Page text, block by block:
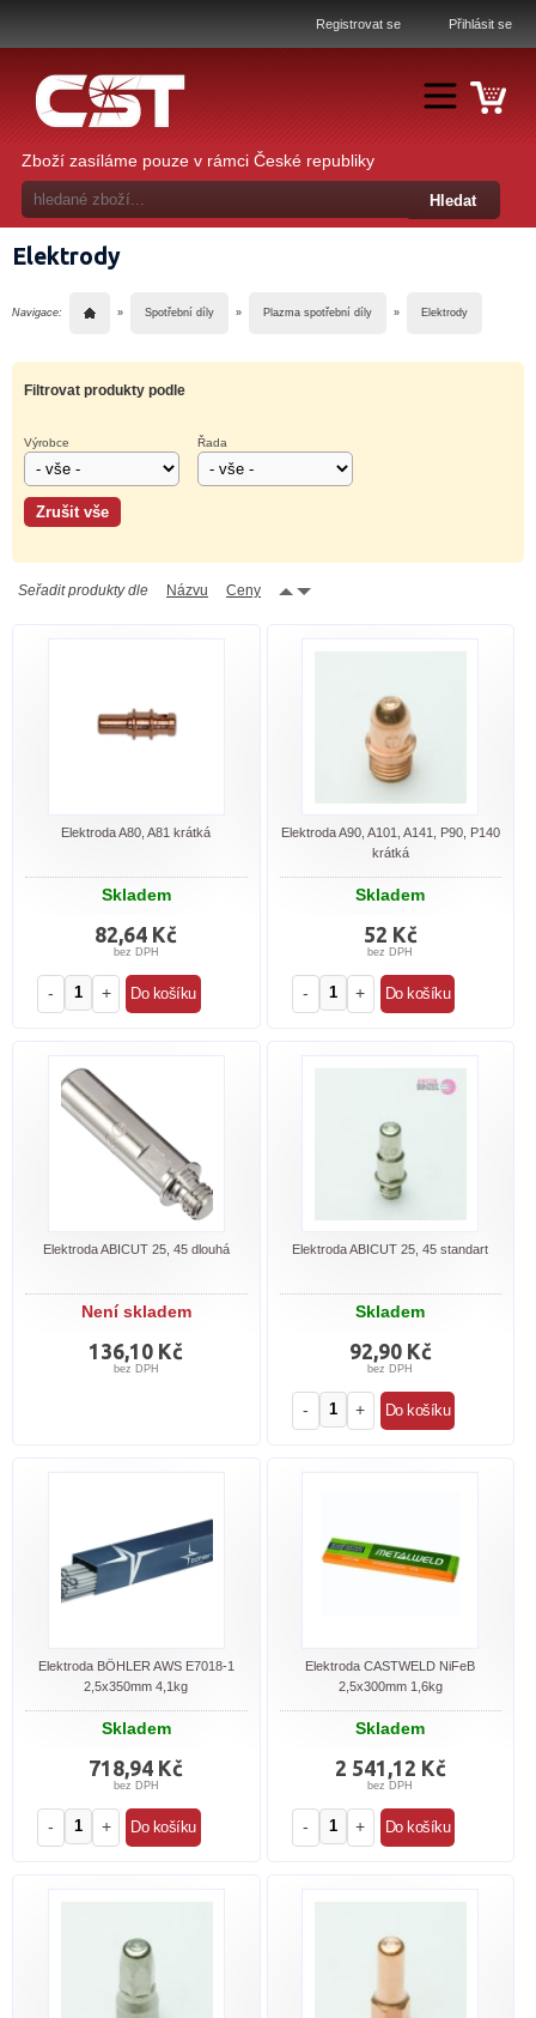
Registrovat se Přihlásit se
Zboží zasíláme pouze v rámci České republiky
Elektrody
Navigace: » Spotřební díly » Plazma spotřební díly » Elektrody
Filtrovat produkty podle
Výrobce Řada
Seřadit produkty dle Názvu Ceny
Elektroda A80, A81 krátká
Skladem
82,64 Kč
bez DPH
- +
Elektroda A90, A101, A141, P90, P140
krátká
Skladem
52 Kč
bez DPH
- +
Elektroda ABICUT 25, 45 dlouhá
Není skladem
136,10 Kč
bez DPH
Elektroda ABICUT 25, 45 standart
Skladem
92,90 Kč
bez DPH
- +
Elektroda BÖHLER AWS E7018-1
2,5x350mm 4,1kg
Skladem
718,94 Kč
bez DPH
- +
Elektroda CASTWELD NiFeB
2,5x300mm 1,6kg
Skladem
2 541,12 Kč
bez DPH
- +